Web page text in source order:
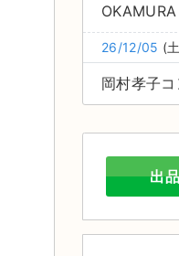
26/12/05 (
岡村孝子
出